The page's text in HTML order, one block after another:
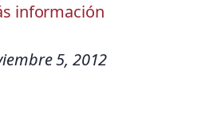
información
5, 2012